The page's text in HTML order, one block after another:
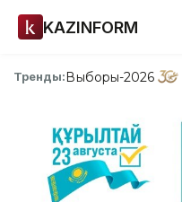
KAZINFORM
Тренды:Выборы-2026